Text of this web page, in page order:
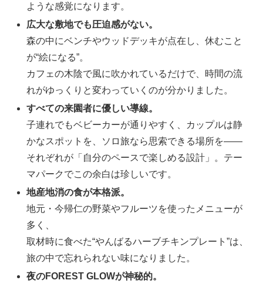
ような感覚になります。
広大な敷地でも圧迫感がない。
森の中にベンチやウッドデッキが点在し、休むこと
が“絵になる”。
カフェの木陰で風に吹かれているだけで、時間の流
れがゆっくりと変わっていくのが分かりました。
すべての来園者に優しい導線。
子連れでもベビーカーが通りやすく、カップルは静
かなスポットを、ソロ旅なら思索できる場所を――
それぞれが「自分のペースで楽しめる設計」。テー
マパークでこの余白は珍しいです。
地産地消の食が本格派。
地元・今帰仁の野菜やフルーツを使ったメニューが
多く、
取材時に食べた“やんばるハーブチキンプレート”は、
旅の中で忘れられない味になりました。
夜のFOREST GLOWが神秘的。